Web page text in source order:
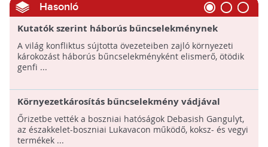
Hasonló
Kutatók szerint háborús bűncselekménynek
kellene minősíteni a környezeti károkozást
A világ konfliktus sújtotta övezeteiben zajló környezeti
károkozást háborús bűncselekményként elismerő, ötödik
genfi ...
Környezetkárosítás bűncselekmény vádjával
letartóztattak egy indiai gyártulajdonost
Boszniában
Őrizetbe vették a boszniai hatóságok Debasish Gangulyt,
az északkelet-boszniai Lukavacon működő, koksz- és vegyi
termékek ...